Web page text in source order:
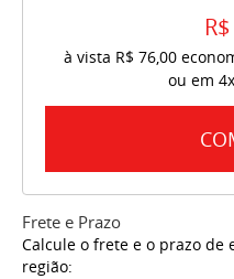
à vista R$ 76,00
ou em 4x
Frete e Prazo
Calcule o frete e o prazo de
região: